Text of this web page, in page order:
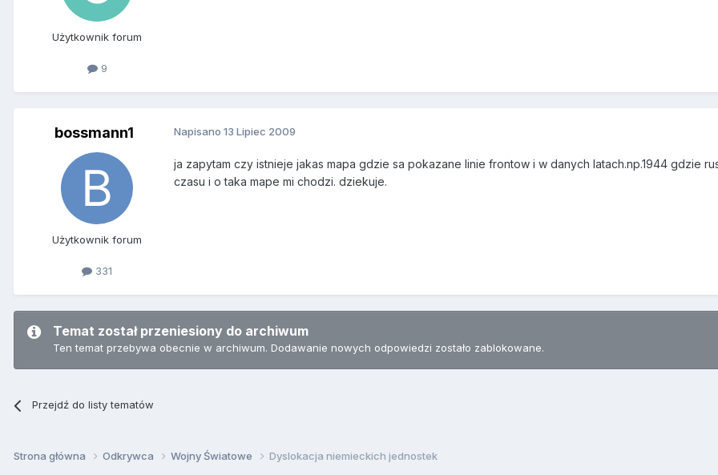
Użytkownik forum
9
bossmann1
Użytkownik forum
331
Napisano 13 Lipiec 2009
ja zapytam czy istnieje jakas mapa gdzie sa pokazane linie frontow i w danych latach.np.1944 gdzie
czasu i o taka mape mi chodzi. dziekuje.
Temat został przeniesiony do archiwum
Ten temat przebywa obecnie w archiwum. Dodawanie nowych odpowiedzi zostało zablokowane.
Przejdź do listy tematów
Strona główna Odkrywca Wojny Światowe Dyslokacja niemieckich jednostek